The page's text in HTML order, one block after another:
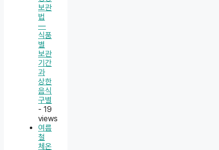
보관
법
—
식품
별
보관
기간
과
상한
음식
구별
- 19
views
여름
철
체온